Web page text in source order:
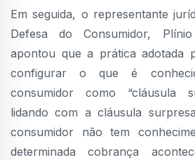
Em seguida, o representante
Defesa do Consumidor,
apontou que a prática adotada
configurar o que é
consumidor como “cláusula
lidando com a cláusula
consumidor não tem
determinada cobrança